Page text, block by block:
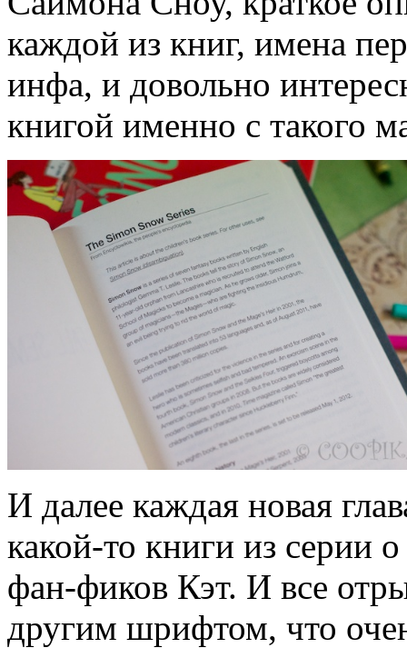
каждой из книг, имена
инфа, и довольно
книгой именно с такого
И далее каждая новая
какой-то книги из серии
фан-фиков Кэт. И все
другим шрифтом, что